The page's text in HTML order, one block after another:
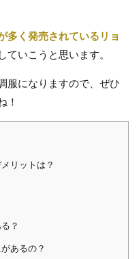
多く発売されているリョ
ていこうと思います。
服になりますので、ぜひ
！
リットは？
？
あるの？